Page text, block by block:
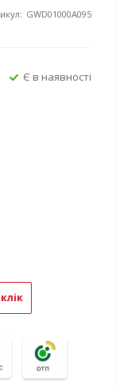
GWD01000A095
Є в наявності